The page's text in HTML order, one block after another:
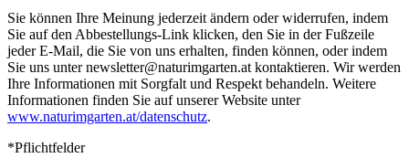
Sie können Ihre Meinung jederzeit ändern oder widerrufen, indem
Sie auf den Abbestellungs-Link klicken, den Sie in der Fußzeile
jeder E-Mail, die Sie von uns erhalten, finden können, oder indem
Sie uns unter newsletter@naturimgarten.at kontaktieren. Wir werden
Ihre Informationen mit Sorgfalt und Respekt behandeln. Weitere
Informationen finden Sie auf unserer Website unter
www.naturimgarten.at/datenschutz.
*Pflichtfelder